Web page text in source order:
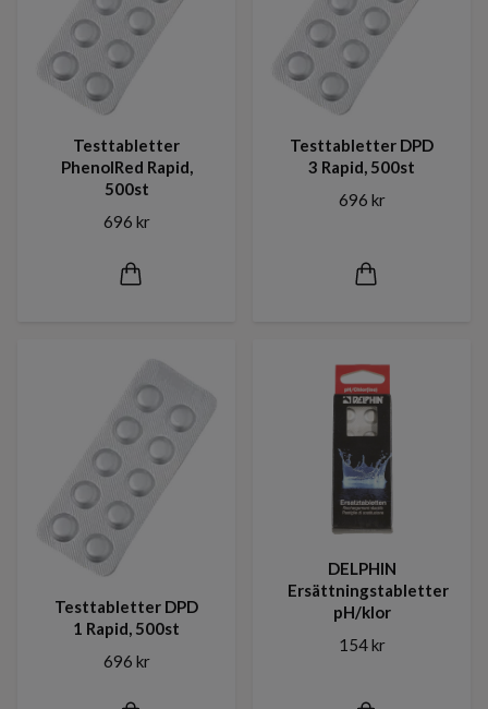
Testtabletter
PhenolRed Rapid,
500st
696 kr
Testtabletter DPD
3 Rapid, 500st
696 kr
Testtabletter DPD
1 Rapid, 500st
696 kr
DELPHIN
Ersättningstabletter
pH/klor
154 kr